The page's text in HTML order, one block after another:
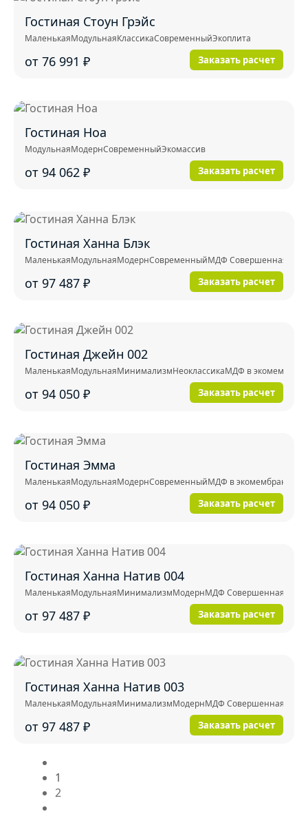
Гостиная Стоун Грэйс
МаленькаяМодульнаяКлассикаСовременныйЭкоплита
от 76 991 ₽ Заказать расчет
Гостиная Ноа
МодульнаяМодернСовременныйЭкомассив
от 94 062 ₽ Заказать расчет
Гостиная Ханна Блэк
МаленькаяМодульнаяМодернСовременныйМДФ Совершенная
от 97 487 ₽ Заказать расчет
Гостиная Джейн 002
МаленькаяМодульнаяМинимализмНеоклассикаМДФ в экомембране
от 94 050 ₽ Заказать расчет
Гостиная Эмма
МаленькаяМодульнаяМодернСовременныйМДФ в экомембране
от 94 050 ₽ Заказать расчет
Гостиная Ханна Натив 004
МаленькаяМодульнаяМинимализмМодернМДФ Совершенная
от 97 487 ₽ Заказать расчет
Гостиная Ханна Натив 003
МаленькаяМодульнаяМинимализмМодернМДФ Совершенная
от 97 487 ₽ Заказать расчет
1
2